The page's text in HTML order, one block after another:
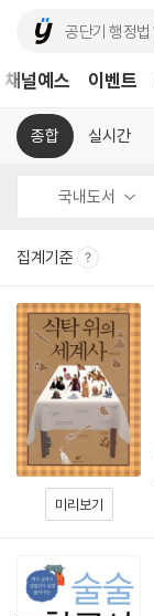
채널예스 이벤트
종합 실시간
국내도서
집계기준
미리보기